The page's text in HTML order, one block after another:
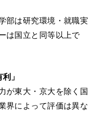
部は研究環境・就職実
は国立と同等以上で
」
が東大・京大を除く国
界によって評価は異な